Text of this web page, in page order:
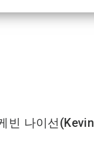
빈 나이선(Kevin